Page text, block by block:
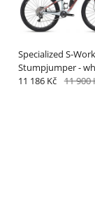
Specialized S-
Stumpjumper -
11 186 Kč 11 900